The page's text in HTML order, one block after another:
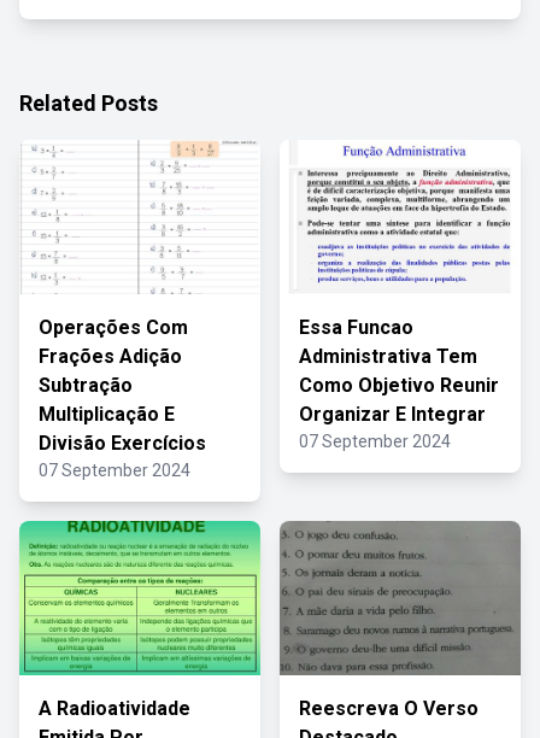
Related Posts
Operações Com
Frações Adição
Subtração
Multiplicação E
Divisão Exercícios
07 September 2024
Essa Funcao
Administrativa Tem
Como Objetivo Reunir
Organizar E Integrar
07 September 2024
A Radioatividade
Reescreva O Verso